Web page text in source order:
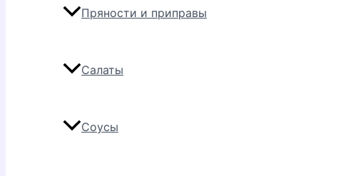
Пряности и приправы
Салаты
Соусы